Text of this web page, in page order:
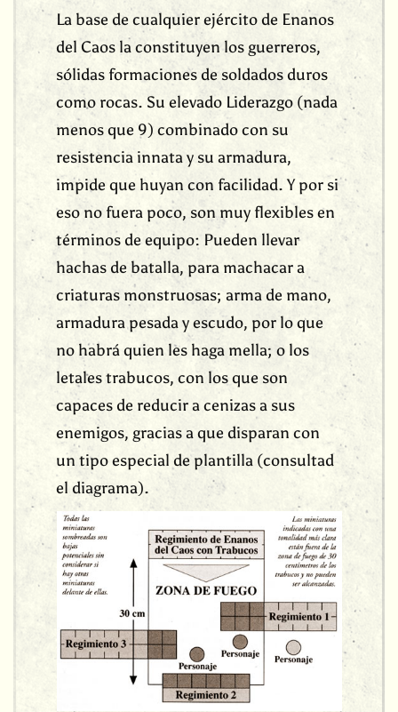
La base de cualquier ejército de Enanos
del Caos la constituyen los guerreros,
sólidas formaciones de soldados duros
como rocas. Su elevado Liderazgo (nada
menos que 9) combinado con su
resistencia innata y su armadura,
impide que huyan con facilidad. Y por si
eso no fuera poco, son muy flexibles en
términos de equipo: Pueden llevar
hachas de batalla, para machacar a
criaturas monstruosas; arma de mano,
armadura pesada y escudo, por lo que
no habrá quien les haga mella; o los
letales trabucos, con los que son
capaces de reducir a cenizas a sus
enemigos, gracias a que disparan con
un tipo especial de plantilla (consultad
el diagrama).